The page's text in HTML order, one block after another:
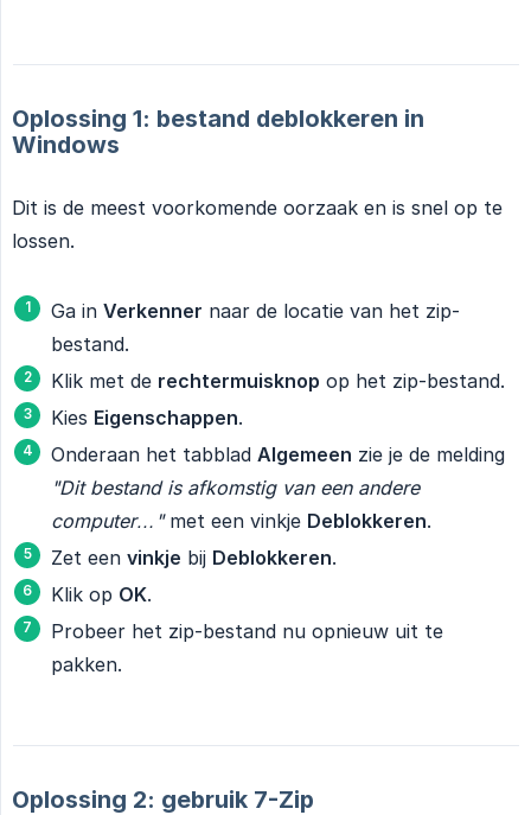
Oplossing 1: bestand deblokkeren in
Windows
Dit is de meest voorkomende oorzaak en is snel op te
lossen.
Ga in Verkenner naar de locatie van het zip-
bestand.
Klik met de rechtermuisknop op het zip-bestand.
Kies Eigenschappen.
Onderaan het tabblad Algemeen zie je de melding
"Dit bestand is afkomstig van een andere
computer…"met een vinkje Deblokkeren.
Zet een vinkje bij Deblokkeren.
Klik op OK.
Probeer het zip-bestand nu opnieuw uit te
pakken.
Oplossing 2: gebruik 7-Zip